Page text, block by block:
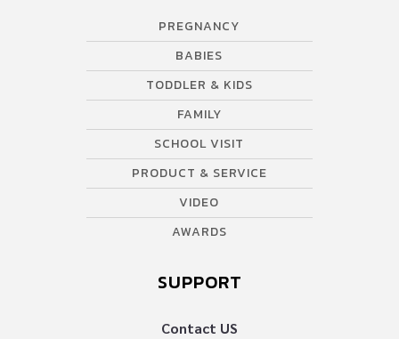
PREGNANCY
BABIES
TODDLER & KIDS
FAMILY
SCHOOL VISIT
PRODUCT & SERVICE
VIDEO
AWARDS
SUPPORT
Contact US